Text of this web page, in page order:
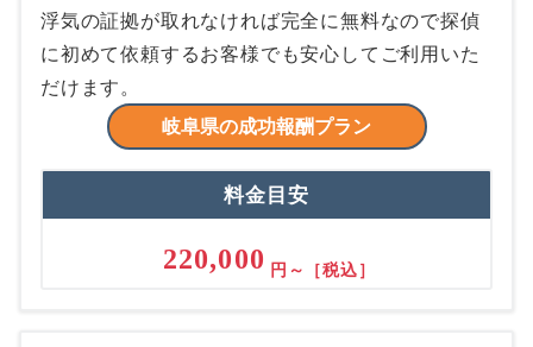
浮気の証拠が取れなければ完全に無料なので探偵
に初めて依頼するお客様でも安心してご利用いた
だけます。
岐阜県の成功報酬プラン
料金目安
220,000 円～［税込］